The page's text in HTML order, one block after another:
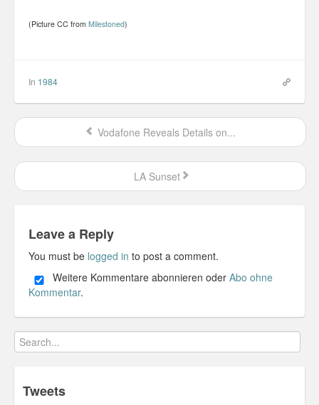
(Picture CC from Milestoned)
In 1984
Vodafone Reveals Details on...
LA Sunset
Leave a Reply
You must be logged in to post a comment.
Weitere Kommentare abonnieren oder Abo ohne
Kommentar.
Tweets